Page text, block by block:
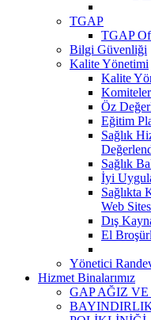
TGAP
TGAP
Bilgi Güvenliği
Kalite Yönetimi
Kalite
Komiteler
Öz
Eğitim
Sağlık
Sağlık
İyi
Sağlıkta
Web
Dış
El
Yönetici
Hizmet Binalarımız
GAP AĞIZ